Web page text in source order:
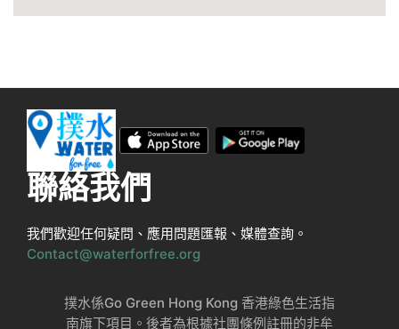
聯絡我們
我們歡迎任何疑問、應用問題匯報、媒體查詢。
Contact@waterforfree.org
撲水係Go Green Hong Kong 香港綠色生活指
南旗下項目。後者為根據社團條例註冊的非牟